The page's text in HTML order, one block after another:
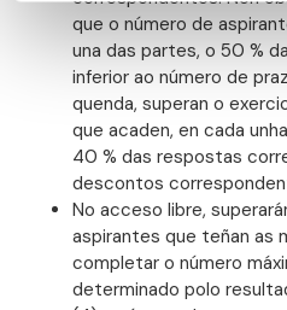
que o número de
una das partes, o 50 %
inferior ao número de
quenda, superan o
que acaden, en cada
40 % das respostas
descontos
No acceso libre,
aspirantes que teñan as
completar o número
determinado polo